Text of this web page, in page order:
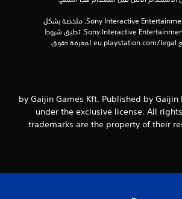
ي
ت
© by Gaijin Games Kft. Published by
under the exclusive license. All
trademarks are the property of their